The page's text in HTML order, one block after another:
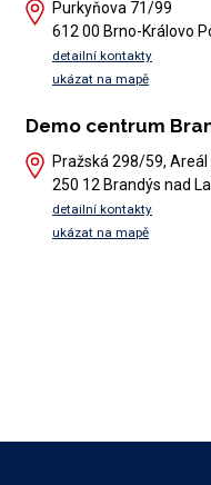
Purkyňova 71/99
612 00 Brno-Královo
detailní kontakty
ukázat na mapě
Demo centrum
Pražská 298/59, Areál
250 12 Brandýs nad
detailní kontakty
ukázat na mapě